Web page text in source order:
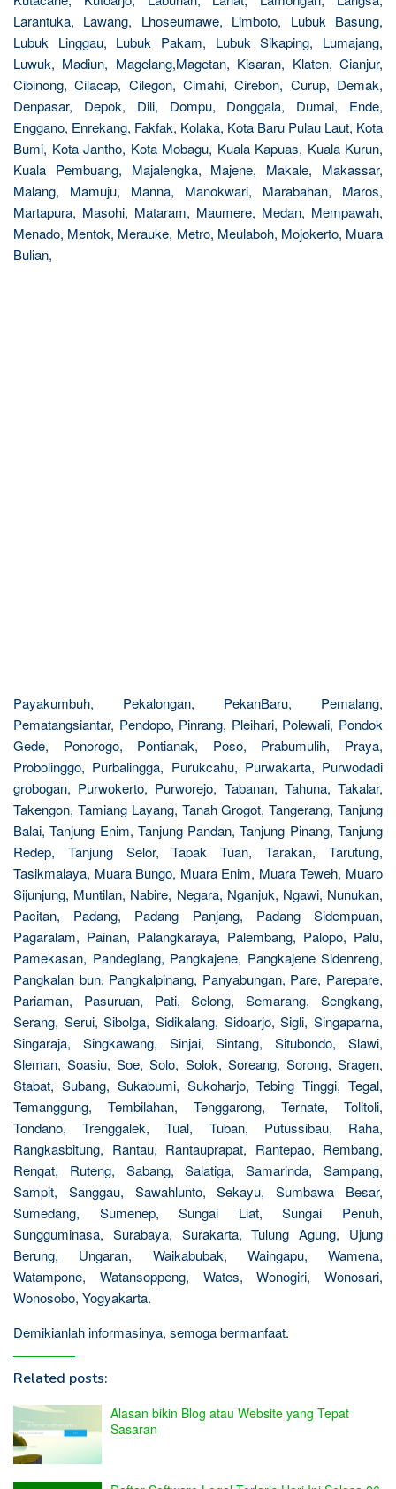
Larantuka, Lawang, Lhoseumawe, Limboto, Lubuk Basung,
Lubuk Linggau, Lubuk Pakam, Lubuk Sikaping, Lumajang,
Luwuk, Madiun, Magelang,Magetan, Kisaran, Klaten, Cianjur,
Cibinong, Cilacap, Cilegon, Cimahi, Cirebon, Curup, Demak,
Denpasar, Depok, Dili, Dompu, Donggala, Dumai, Ende,
Enggano, Enrekang, Fakfak, Kolaka, Kota Baru Pulau Laut, Kota
Bumi, Kota Jantho, Kota Mobagu, Kuala Kapuas, Kuala Kurun,
Kuala Pembuang, Majalengka, Majene, Makale, Makassar,
Malang, Mamuju, Manna, Manokwari, Marabahan, Maros,
Martapura, Masohi, Mataram, Maumere, Medan, Mempawah,
Menado, Mentok, Merauke, Metro, Meulaboh, Mojokerto, Muara
Bulian,
Payakumbuh, Pekalongan, PekanBaru, Pemalang,
Pematangsiantar, Pendopo, Pinrang, Pleihari, Polewali, Pondok
Gede, Ponorogo, Pontianak, Poso, Prabumulih, Praya,
Probolinggo, Purbalingga, Purukcahu, Purwakarta, Purwodadi
grobogan, Purwokerto, Purworejo, Tabanan, Tahuna, Takalar,
Takengon, Tamiang Layang, Tanah Grogot, Tangerang, Tanjung
Balai, Tanjung Enim, Tanjung Pandan, Tanjung Pinang, Tanjung
Redep, Tanjung Selor, Tapak Tuan, Tarakan, Tarutung,
Tasikmalaya, Muara Bungo, Muara Enim, Muara Teweh, Muaro
Sijunjung, Muntilan, Nabire, Negara, Nganjuk, Ngawi, Nunukan,
Pacitan, Padang, Padang Panjang, Padang Sidempuan,
Pagaralam, Painan, Palangkaraya, Palembang, Palopo, Palu,
Pamekasan, Pandeglang, Pangkajene, Pangkajene Sidenreng,
Pangkalan bun, Pangkalpinang, Panyabungan, Pare, Parepare,
Pariaman, Pasuruan, Pati, Selong, Semarang, Sengkang,
Serang, Serui, Sibolga, Sidikalang, Sidoarjo, Sigli, Singaparna,
Singaraja, Singkawang, Sinjai, Sintang, Situbondo, Slawi,
Sleman, Soasiu, Soe, Solo, Solok, Soreang, Sorong, Sragen,
Stabat, Subang, Sukabumi, Sukoharjo, Tebing Tinggi, Tegal,
Temanggung, Tembilahan, Tenggarong, Ternate, Tolitoli,
Tondano, Trenggalek, Tual, Tuban, Putussibau, Raha,
Rangkasbitung, Rantau, Rantauprapat, Rantepao, Rembang,
Rengat, Ruteng, Sabang, Salatiga, Samarinda, Sampang,
Sampit, Sanggau, Sawahlunto, Sekayu, Sumbawa Besar,
Sumedang, Sumenep, Sungai Liat, Sungai Penuh,
Sungguminasa, Surabaya, Surakarta, Tulung Agung, Ujung
Berung, Ungaran, Waikabubak, Waingapu, Wamena,
Watampone, Watansoppeng, Wates, Wonogiri, Wonosari,
Wonosobo, Yogyakarta.
Demikianlah informasinya, semoga bermanfaat.
Related posts:
Alasan bikin Blog atau Website yang Tepat
Sasaran